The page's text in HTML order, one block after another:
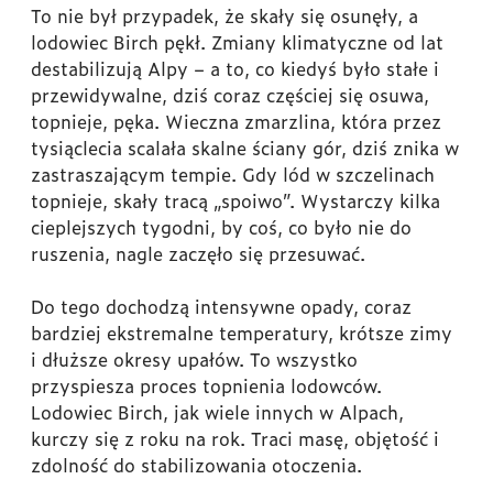
To nie był przypadek, że skały się osunęły, a
lodowiec Birch pękł. Zmiany klimatyczne od lat
destabilizują Alpy – a to, co kiedyś było stałe i
przewidywalne, dziś coraz częściej się osuwa,
topnieje, pęka. Wieczna zmarzlina, która przez
tysiąclecia scalała skalne ściany gór, dziś znika w
zastraszającym tempie. Gdy lód w szczelinach
topnieje, skały tracą „spoiwo”. Wystarczy kilka
cieplejszych tygodni, by coś, co było nie do
ruszenia, nagle zaczęło się przesuwać.
Do tego dochodzą intensywne opady, coraz
bardziej ekstremalne temperatury, krótsze zimy
i dłuższe okresy upałów. To wszystko
przyspiesza proces topnienia lodowców.
Lodowiec Birch, jak wiele innych w Alpach,
kurczy się z roku na rok. Traci masę, objętość i
zdolność do stabilizowania otoczenia.